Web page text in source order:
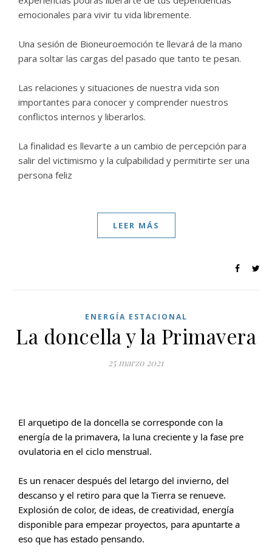
emocionales para vivir tu vida libremente.
Una sesión de Bioneuroemoción te llevará de la mano
para soltar las cargas del pasado que tanto te pesan.
Las relaciones y situaciones de nuestra vida son
importantes para conocer y comprender nuestros
conflictos internos y liberarlos.
La finalidad es llevarte a un cambio de percepción para
salir del victimismo y la culpabilidad y permitirte ser una
persona feliz
LEER MÁS
ENERGÍA ESTACIONAL
La doncella y la Primavera
25 marzo 2021
El arquetipo de la doncella se corresponde con la
energía de la primavera, la luna creciente y la fase pre
ovulatoria en el ciclo menstrual.
Es un renacer después del letargo del invierno, del
descanso y el retiro para que la Tierra se renueve.
Explosión de color, de ideas, de creatividad, energía
disponible para empezar proyectos, para apuntarte a
eso que has estado pensando.